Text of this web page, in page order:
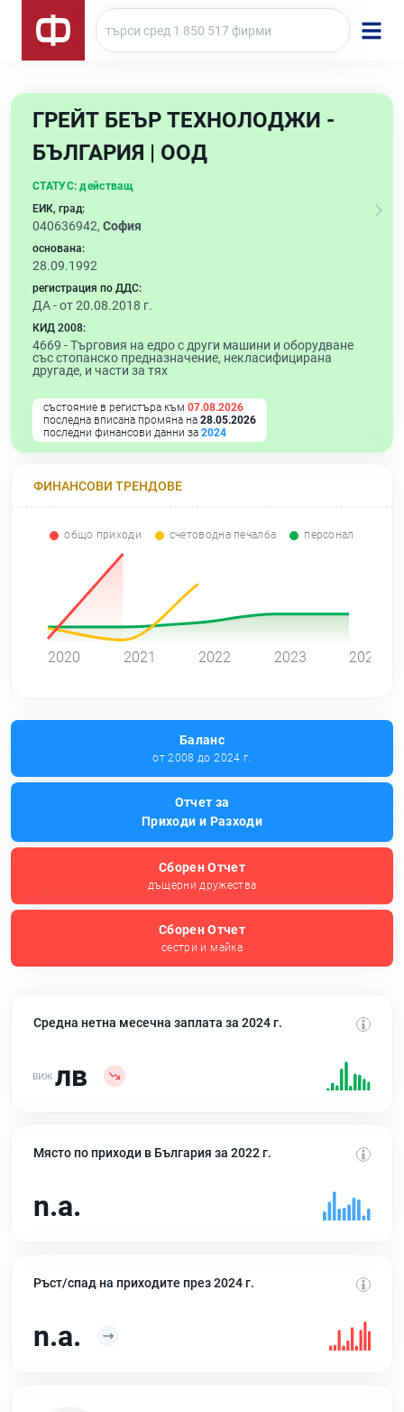
ГРЕЙТ БЕЪР ТЕХНОЛОДЖИ -
БЪЛГАРИЯ | ООД
СТАТУС: действащ
ЕИК, град:
040636942, София
основана:
28.09.1992
регистрация по ДДС:
ДА - от 20.08.2018 г.
КИД 2008:
4669 -Търговия на едро с други машини и оборудване
със стопанско предназначение, некласифицирана
другаде, и части за тях
състояние в регистъра към 07.08.2026
последна вписана промяна на 28.05.2026
последни финансови данни за 2024
ФИНАНСОВИ ТРЕНДОВЕ
общо приходи счетоводна печалба персонал
2020 2021 2022 2023 2024
Баланс
от 2008 до 2024 г.
Отчет за
Приходи и Разходи
Сборен Отчет
дъщерни дружества
Сборен Отчет
сестри и майка
Средна нетна месечна заплата за 2024 г.
лв
Място по приходи в България за 2022 г.
n.a.
Ръст/спад на приходите през 2024 г.
n.a.